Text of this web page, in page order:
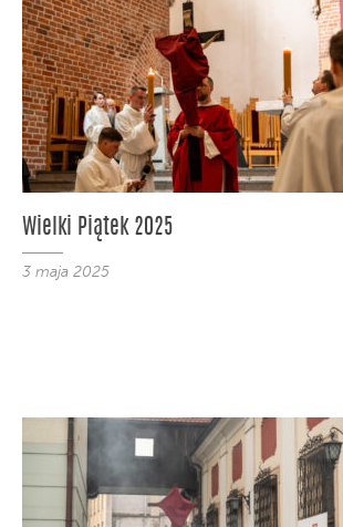
Wielki Piątek 2025
3 maja 2025